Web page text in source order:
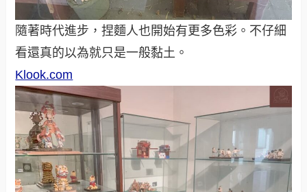
隨著時代進步，捏麵人也開始有更多色彩。不仔細
看還真的以為就只是一般黏土。
Klook.com